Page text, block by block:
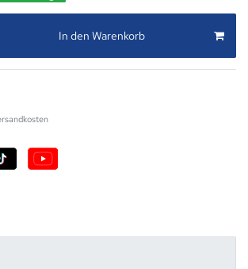
In den Warenkorb